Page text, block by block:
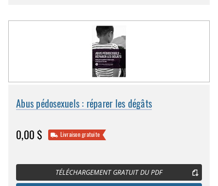
Abus pédosexuels : réparer les dégâts
0,00 $ Livraison gratuite
TÉLÉCHARGEMENT GRATUIT DU PDF